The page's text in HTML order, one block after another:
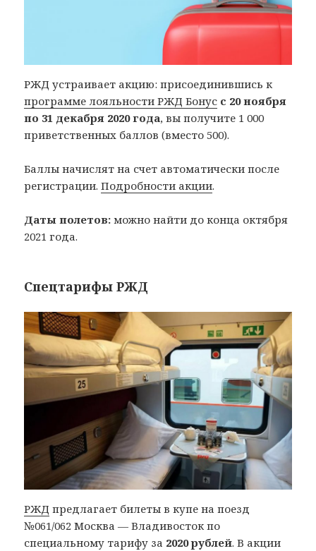
РЖД устраивает акцию: присоединившись к
программе лояльности РЖД Бонус с 20 ноября
по 31 декабря 2020 года, вы получите 1 000
приветственных баллов (вместо 500).
Баллы начислят на счет автоматически после
регистрации.Подробности акции.
Даты полетов: можно найти до конца октября
2021 года.
Спецтарифы РЖД
РЖД предлагает билеты в купе на поезд
№061/062 Москва — Владивосток по
специальному тарифу за 2020 рублей. В акции